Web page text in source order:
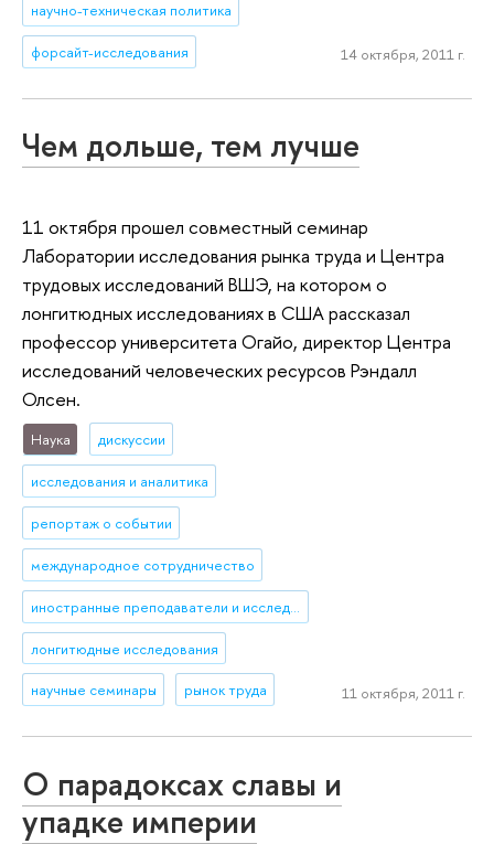
научно-техническая политика
форсайт-исследования 14 октября, 2011 г.
Чем дольше, тем лучше
11 октября прошел совместный семинар
Лаборатории исследования рынка труда и Центра
трудовых исследований ВШЭ, на котором о
лонгитюдных исследованиях в США рассказал
профессор университета Огайо, директор Центра
исследований человеческих ресурсов Рэндалл
Олсен.
Наука дискуссии
исследования и аналитика
репортаж о событии
международное сотрудничество
иностранные преподаватели и исследователи
лонгитюдные исследования
научные семинары рынок труда 11 октября, 2011 г.
О парадоксах славы и
упадке империи